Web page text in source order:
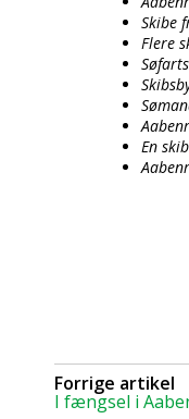
Skibe
Flere
En
Forrige artikel
I fængsel i